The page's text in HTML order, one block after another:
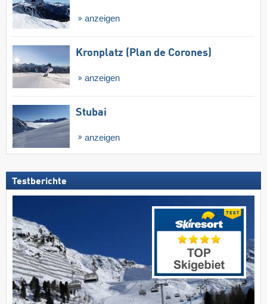
anzeigen
Kronplatz (Plan de Corones)
anzeigen
Stubai
anzeigen
Testberichte